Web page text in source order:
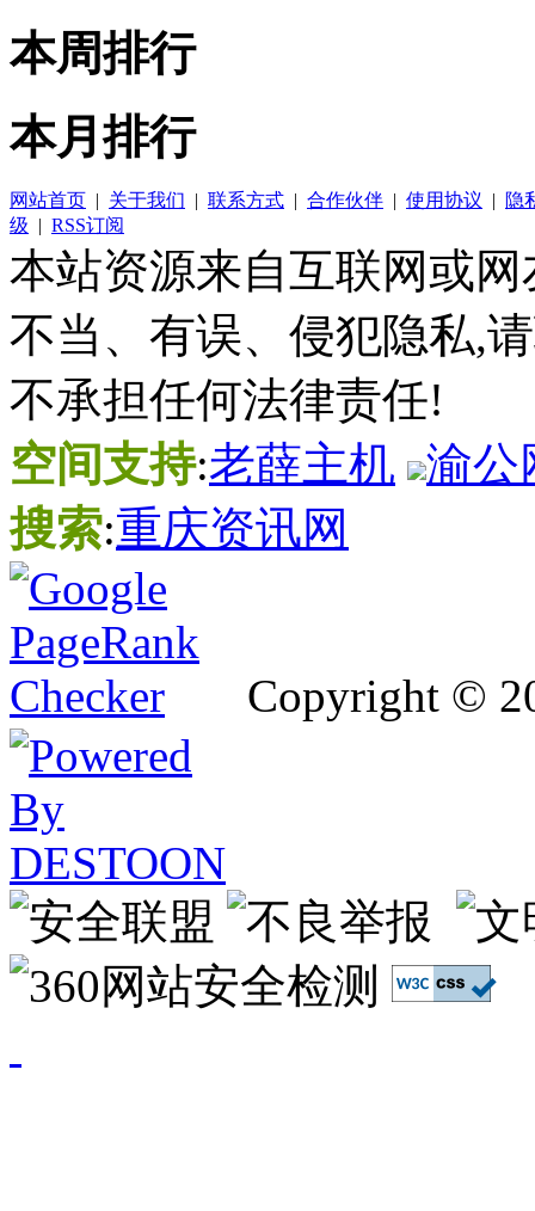
本周排行
本月排行
网站首页 | 关于我们 | 联系方式 | 合作伙伴 | 使用协议 |
隐
级 | RSS订阅
本站资源来自互联网或
不当、有误、侵犯隐私,
不承担任何法律责任!
空间支持:老薛主机
渝公
搜索:重庆资讯网
Copyright ©